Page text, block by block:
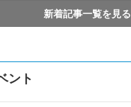
新着記事一覧を見る
ント